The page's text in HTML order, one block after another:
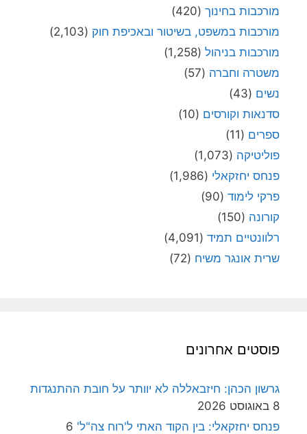
מורכבות בחינוך (420)
מורכבות במשפט, בשיטור ובאכיפת חוק (2,103)
מורכבות בניהול (1,258)
משטרה וחברה (57)
נשים (43)
סדנאות וקורסים (10)
ספרים (11)
פוליטיקה (1,073)
פנחס יחזקאלי (1,986)
פרקי לימוד (90)
קורונה (150)
רלוונטיים תמיד (4,091)
שרית אונגר משיח (72)
פוסטים אחרונים
גרשון הכהן: חיזבאללה לא יוותר על חובת ההתנגדות
8 באוגוסט 2026
פנחס יחזקאלי: בין הקוד האתי ל'רוח צה"ל' 6